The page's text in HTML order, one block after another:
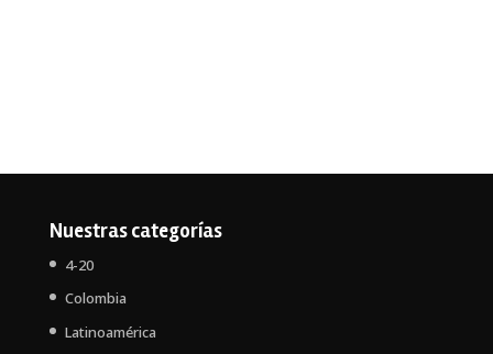
Nuestras categorías
4-20
Colombia
Latinoamérica